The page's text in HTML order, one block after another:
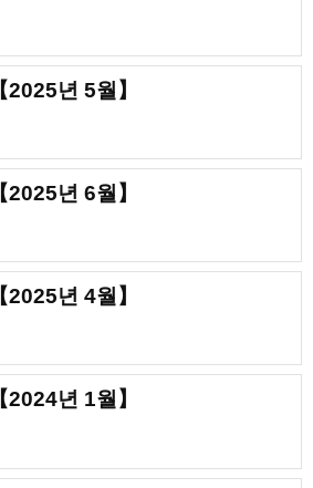
년 5월】
년 6월】
년 4월】
년 1월】